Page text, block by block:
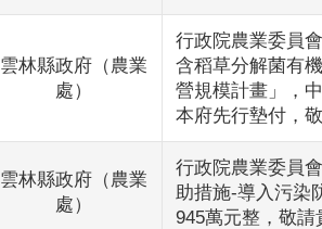
雲林縣政府（農業
處）
行政院農業委員
含稻草分解菌有
營規模計畫」，
本府先行墊付，敬
雲林縣政府（農業
處）
行政院農業委員
助措施-導入污染
945萬元整，敬請